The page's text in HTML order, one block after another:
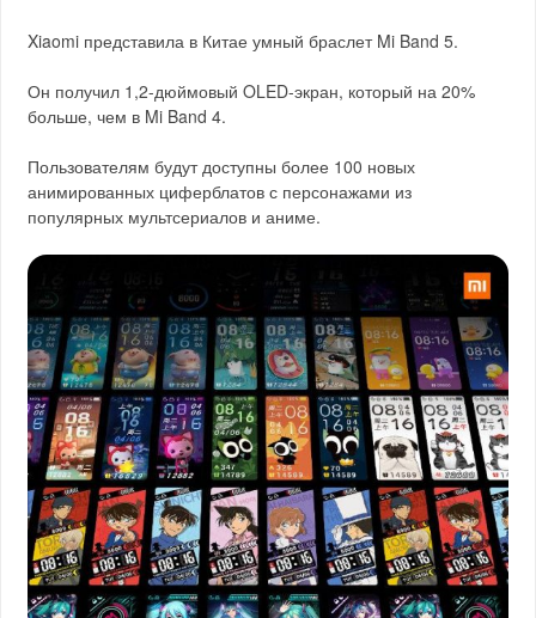
Xiaomi представила в Китае умный браслет Mi Band 5.
Он получил 1,2-дюймовый OLED-экран, который на 20%
больше, чем в Mi Band 4.
Пользователям будут доступны более 100 новых
анимированных циферблатов с персонажами из
популярных мультсериалов и аниме.